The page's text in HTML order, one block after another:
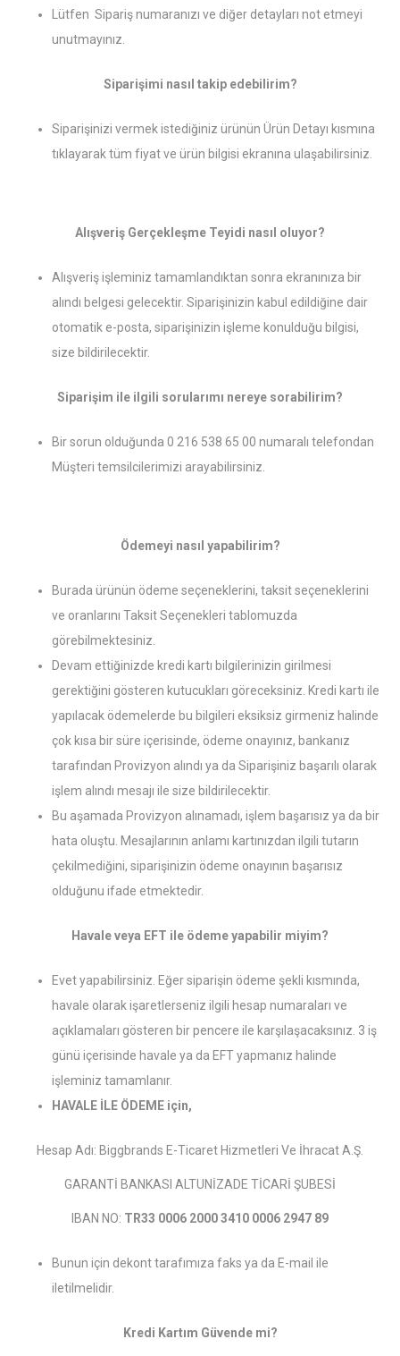
Lütfen Sipariş numaranızı ve diğer detayları not etmeyi
unutmayınız.
Siparişimi nasıl takip edebilirim?
Siparişinizi vermek istediğiniz ürünün Ürün Detayı kısmına
tıklayarak tüm fiyat ve ürün bilgisi ekranına ulaşabilirsiniz.
Alışveriş Gerçekleşme Teyidi nasıl oluyor?
Alışveriş işleminiz tamamlandıktan sonra ekranınıza bir
alındı belgesi gelecektir. Siparişinizin kabul edildiğine dair
otomatik e-posta, siparişinizin işleme konulduğu bilgisi,
size bildirilecektir.
Siparişim ile ilgili sorularımı nereye sorabilirim?
Bir sorun olduğunda 0 216 538 65 00 numaralı telefondan
Müşteri temsilcilerimizi arayabilirsiniz.
Ödemeyi nasıl yapabilirim?
Burada ürünün ödeme seçeneklerini, taksit seçeneklerini
ve oranlarını Taksit Seçenekleri tablomuzda
görebilmektesiniz.
Devam ettiğinizde kredi kartı bilgilerinizin girilmesi
gerektiğini gösteren kutucukları göreceksiniz. Kredi kartı ile
yapılacak ödemelerde bu bilgileri eksiksiz girmeniz halinde
çok kısa bir süre içerisinde, ödeme onayınız, bankanız
tarafından Provizyon alındı ya da Siparişiniz başarılı olarak
işlem alındı mesajı ile size bildirilecektir.
Bu aşamada Provizyon alınamadı, işlem başarısız ya da bir
hata oluştu. Mesajlarının anlamı kartınızdan ilgili tutarın
çekilmediğini, siparişinizin ödeme onayının başarısız
olduğunu ifade etmektedir.
Havale veya EFT ile ödeme yapabilir miyim?
Evet yapabilirsiniz. Eğer siparişin ödeme şekli kısmında,
havale olarak işaretlerseniz ilgili hesap numaraları ve
açıklamaları gösteren bir pencere ile karşılaşacaksınız. 3 iş
günü içerisinde havale ya da EFT yapmanız halinde
işleminiz tamamlanır.
HAVALE İLE ÖDEME için,
Hesap Adı: Biggbrands E-Ticaret Hizmetleri Ve İhracat A.Ş.
GARANTİ BANKASI ALTUNİZADE TİCARİ ŞUBESİ
IBAN NO: TR33 0006 2000 3410 0006 2947 89
Bunun için dekont tarafımıza faks ya da E-mail ile
iletilmelidir.
Kredi Kartım Güvende mi?